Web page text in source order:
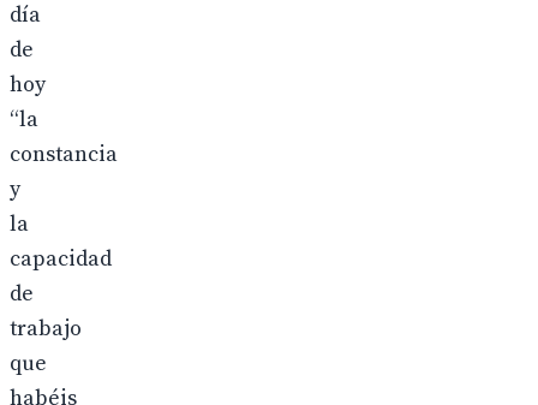
día
de
hoy
“la
constancia
y
la
capacidad
de
trabajo
que
habéis